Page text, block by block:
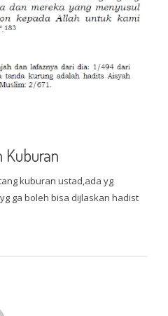
Kuburan
kuburan ustad,ada yg
ga boleh bisa dijlaskan hadist